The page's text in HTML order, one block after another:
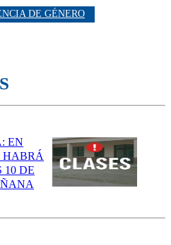
DE GÉNERO
EN
HABRÁ
10 DE